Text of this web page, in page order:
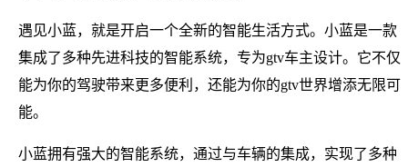
遇见小蓝，就是开启一个全新的智能生活方式。小蓝是一款
集成了多种先进科技的智能系统，专为gtv车主设计。它不仅
能为你的驾驶带来更多便利，还能为你的gtv世界增添无限可
能。
小蓝拥有强大的智能系统，通过与车辆的集成，实现了多种